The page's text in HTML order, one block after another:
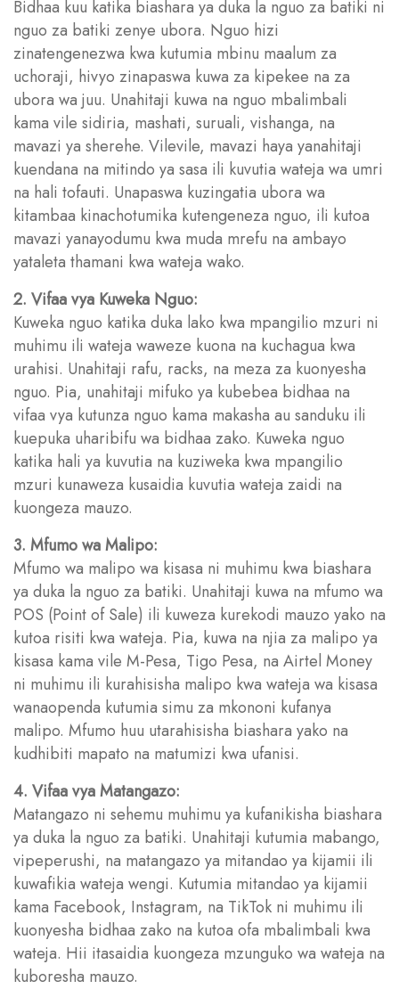
Bidhaa kuu katika biashara ya duka la nguo za batiki ni
nguo za batiki zenye ubora. Nguo hizi
zinatengenezwa kwa kutumia mbinu maalum za
uchoraji, hivyo zinapaswa kuwa za kipekee na za
ubora wa juu. Unahitaji kuwa na nguo mbalimbali
kama vile sidiria, mashati, suruali, vishanga, na
mavazi ya sherehe. Vilevile, mavazi haya yanahitaji
kuendana na mitindo ya sasa ili kuvutia wateja wa umri
na hali tofauti. Unapaswa kuzingatia ubora wa
kitambaa kinachotumika kutengeneza nguo, ili kutoa
mavazi yanayodumu kwa muda mrefu na ambayo
yataleta thamani kwa wateja wako.
2. Vifaa vya Kuweka Nguo:
Kuweka nguo katika duka lako kwa mpangilio mzuri ni
muhimu ili wateja waweze kuona na kuchagua kwa
urahisi. Unahitaji rafu, racks, na meza za kuonyesha
nguo. Pia, unahitaji mifuko ya kubebea bidhaa na
vifaa vya kutunza nguo kama makasha au sanduku ili
kuepuka uharibifu wa bidhaa zako. Kuweka nguo
katika hali ya kuvutia na kuziweka kwa mpangilio
mzuri kunaweza kusaidia kuvutia wateja zaidi na
kuongeza mauzo.
3. Mfumo wa Malipo:
Mfumo wa malipo wa kisasa ni muhimu kwa biashara
ya duka la nguo za batiki. Unahitaji kuwa na mfumo wa
POS (Point of Sale) ili kuweza kurekodi mauzo yako na
kutoa risiti kwa wateja. Pia, kuwa na njia za malipo ya
kisasa kama vile M-Pesa, Tigo Pesa, na Airtel Money
ni muhimu ili kurahisisha malipo kwa wateja wa kisasa
wanaopenda kutumia simu za mkononi kufanya
malipo. Mfumo huu utarahisisha biashara yako na
kudhibiti mapato na matumizi kwa ufanisi.
4. Vifaa vya Matangazo:
Matangazo ni sehemu muhimu ya kufanikisha biashara
ya duka la nguo za batiki. Unahitaji kutumia mabango,
vipeperushi, na matangazo ya mitandao ya kijamii ili
kuwafikia wateja wengi. Kutumia mitandao ya kijamii
kama Facebook, Instagram, na TikTok ni muhimu ili
kuonyesha bidhaa zako na kutoa ofa mbalimbali kwa
wateja. Hii itasaidia kuongeza mzunguko wa wateja na
kuboresha mauzo.